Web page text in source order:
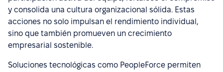
y consolida una cultura organizacional sólida. Estas
acciones no solo impulsan el rendimiento individual,
sino que también promueven un crecimiento
empresarial sostenible.
Soluciones tecnológicas como PeopleForce permiten